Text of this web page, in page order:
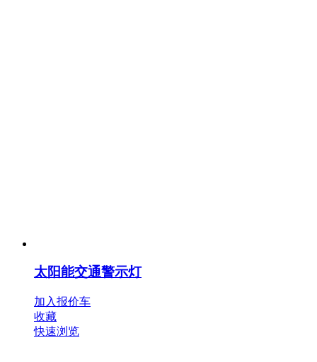
太阳能交通警示灯
加入报价车
收藏
快速浏览